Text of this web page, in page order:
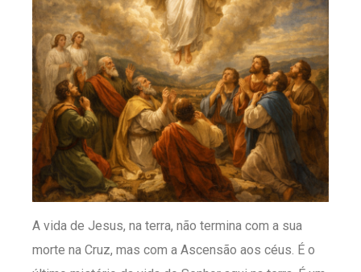
A vida de Jesus, na terra, não termina com a sua
morte na Cruz, mas com a Ascensão aos céus. É o